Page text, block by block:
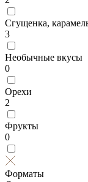
Сгущенка,
3
Необычные вкусы
0
Орехи
2
Фрукты
0
Форматы